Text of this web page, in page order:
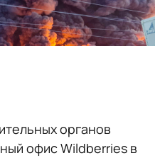
органов
офис Wildberries в